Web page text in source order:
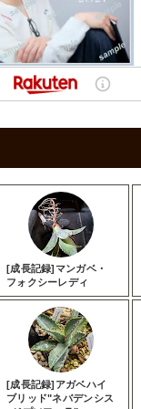
[成長記録]マンガベ・
フォクシーレディ
[成長記録]アガベハイ
ブリッド"ネバデンシス